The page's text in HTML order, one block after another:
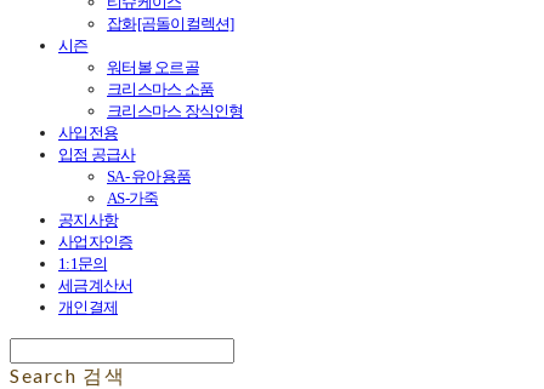
잡화[곰돌이컬렉션]
시즌
워터볼 오르골
크리스마스 소품
크리스마스 장식인형
사입전용
입점 공급사
SA- 유아용품
AS-가죽
공지사항
사업자인증
1:1문의
세금계산서
개인결제
Search 검색